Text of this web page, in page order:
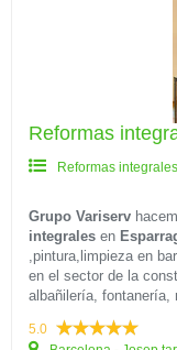
Reformas
Reformas
Grupo Variserv
integrales en
,pintura,limpieza en
en el sector de la
albañilería, fontanería,
5.0